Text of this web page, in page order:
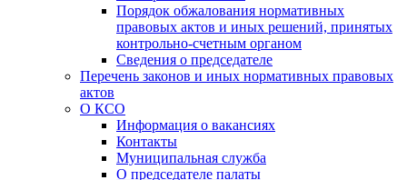
Порядок обжалования нормативных
правовых актов и иных решений, принятых
контрольно-счетным органом
Сведения о председателе
Перечень законов и иных нормативных правовых
актов
О КСО
Информация о вакансиях
Контакты
Муниципальная служба
О председателе палаты